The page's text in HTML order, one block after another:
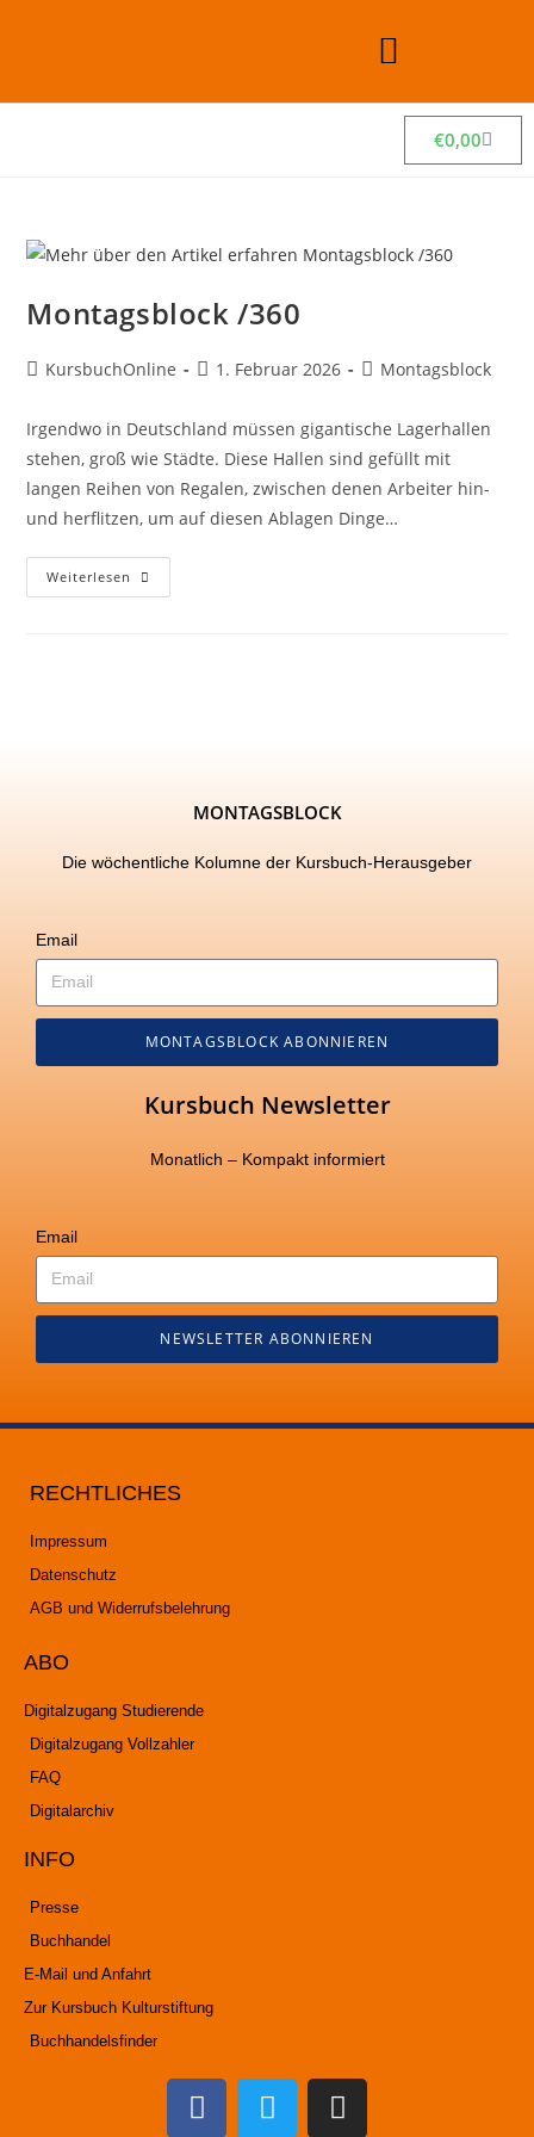
€0,00
Montagsblock /360
KursbuchOnline 1. Februar 2026 Montagsblock
Irgendwo in Deutschland müssen gigantische Lagerhallen
stehen, groß wie Städte. Diese Hallen sind gefüllt mit
langen Reihen von Regalen, zwischen denen Arbeiter hin-
und herflitzen, um auf diesen Ablagen Dinge…
Weiterlesen
MONTAGSBLOCK
Die wöchentliche Kolumne der Kursbuch-Herausgeber
Email
MONTAGSBLOCK ABONNIEREN
Kursbuch Newsletter
Monatlich – Kompakt informiert
Email
NEWSLETTER ABONNIEREN
RECHTLICHES
Impressum
Datenschutz
AGB und Widerrufsbelehrung
ABO
Digitalzugang Studierende
Digitalzugang Vollzahler
FAQ
Digitalarchiv
INFO
Presse
Buchhandel
E-Mail und Anfahrt
Zur Kursbuch Kulturstiftung
Buchhandelsfinder